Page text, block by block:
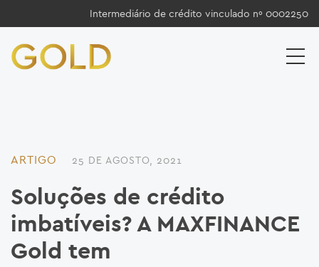
Intermediário de crédito vinculado nº 0002250
ARTIGO 25 DE AGOSTO, 2021
Soluções de crédito
imbatíveis? A MAXFINANCE
Gold tem